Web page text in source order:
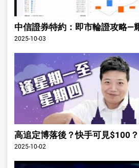
中信證券特約：即市輪證攻略—
2025-10-03
高追定博落後？快手可見$100
2025-10-02